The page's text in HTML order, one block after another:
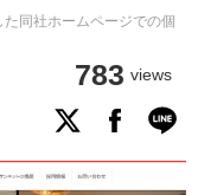
同社ホームページでの個
783 views